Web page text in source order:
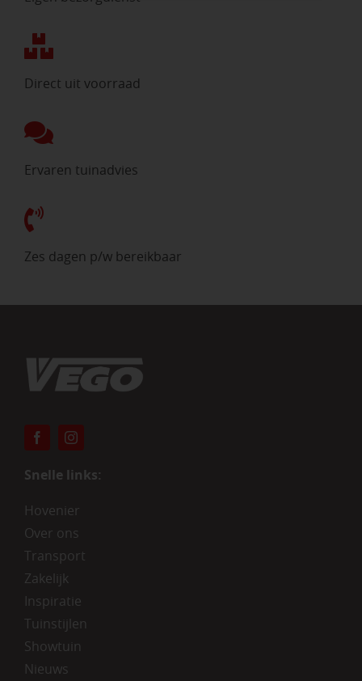
Direct uit voorraad
Ervaren tuinadvies
Zes dagen p/w bereikbaar
Snelle links:
Hovenier
Over ons
Transport
Zakelijk
Inspiratie
Tuinstijlen
Showtuin
Nieuws